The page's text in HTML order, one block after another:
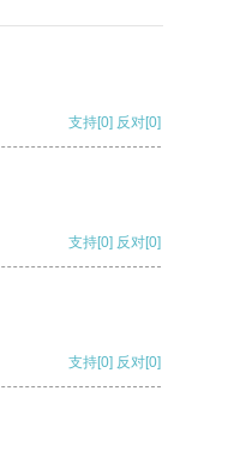
支持[0] 反对[0]
支持[0] 反对[0]
支持[0] 反对[0]